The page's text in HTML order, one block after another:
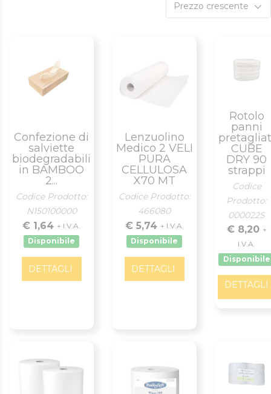
Prezzo crescente
Confezione di
salviette
biodegradabili
in BAMBOO
2...
Codice Prodotto:
N150100000
€ 1,64 + I.V.A.
Disponibile
DETTAGLI
Lenzuolino
Medico 2 VELI
PURA
CELLULOSA
X70 MT
Codice Prodotto:
466080
€ 5,74 + I.V.A.
Disponibile
DETTAGLI
Rotolo
panni
CUBE
DRY 90
strappi
Codice
Prodotto:
000022S
€ 8,20 +
I.V.A.
Disponibile
DETTAGLI